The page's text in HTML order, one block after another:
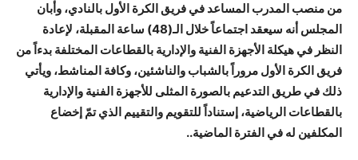
من منصب المدرب المساعد في فريق الكرة الأول بالنادي، وأبان
المجلس أنه سيعقد اجتماعاً خلال الـ(48) ساعة المقبلة، لإعادة
النظر في هيكلة الأجهزة الفنية والإدارية بالقطاعات المختلفة بدءاً من
فريق الكرة الأول مروراً بالشباب والناشئين، وكافة المناشط، ويأتي
ذلك في طريق التدعيم بالصورة المثلى للأجهزة الفنية والإدارية
بالقطاعات الرياضية، إستناداً للتقويم والتقييم الذي تمّ إخضاع
المكلفين له في الفترة الماضية..